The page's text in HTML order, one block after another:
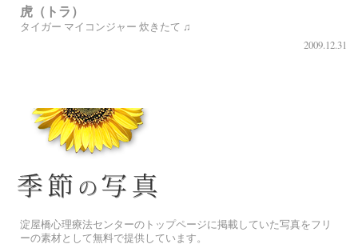
虎（トラ）
タイガー マイコンジャー 炊きたて ♫
2009.12.31
淀屋橋心理療法センターのトップページに掲載していた写真をフリ
ーの素材として無料で提供しています。